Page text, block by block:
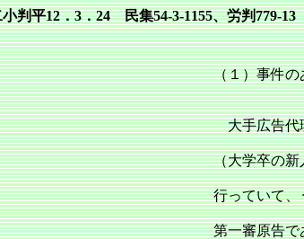
12．3．24 民集54‐3‐1155、労判779‐13
（１）事件の
大手広告代
（大学卒の新
行っていて、
第一審原告